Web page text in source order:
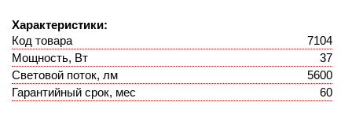
Характеристики:
Код товара
7104
Мощность, Вт
37
Световой поток, лм
5600
Гарантийный срок, мес
60